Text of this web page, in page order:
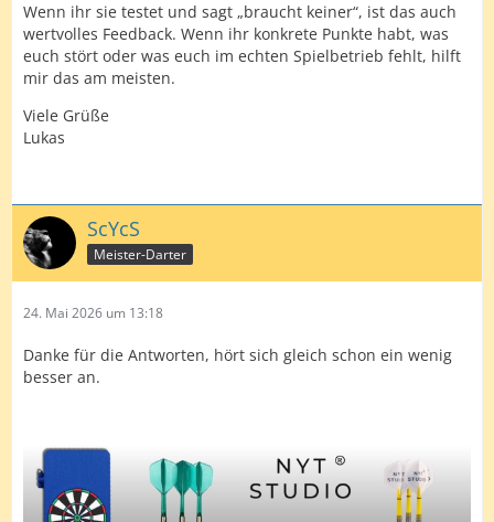
Wenn ihr sie testet und sagt „braucht keiner“, ist das auch
wertvolles Feedback. Wenn ihr konkrete Punkte habt, was
euch stört oder was euch im echten Spielbetrieb fehlt, hilft
mir das am meisten.
Viele Grüße
Lukas
ScYcS
Meister-Darter
24. Mai 2026 um 13:18
Danke für die Antworten, hört sich gleich schon ein wenig
besser an.